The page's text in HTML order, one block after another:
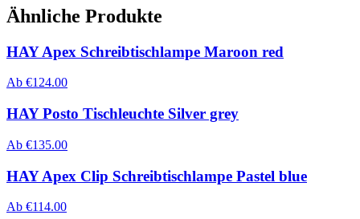
Ähnliche Produkte
HAY Apex Schreibtischlampe Maroon red
Ab €124.00
HAY Posto Tischleuchte Silver grey
Ab €135.00
HAY Apex Clip Schreibtischlampe Pastel blue
Ab €114.00